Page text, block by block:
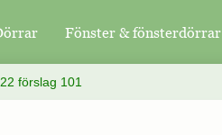
Fönster & fönsterdörrar
förslag 101